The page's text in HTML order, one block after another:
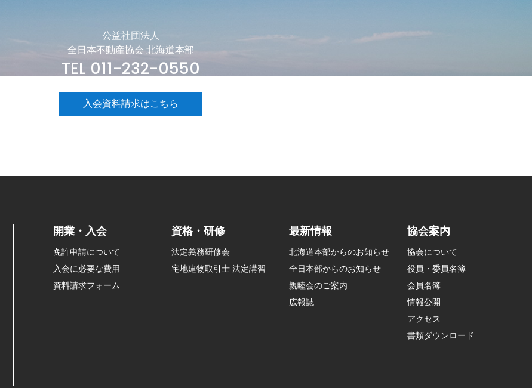
公益社団法人
全日本不動産協会 北海道本部
TEL 011-232-0550
入会資料請求はこちら
開業・入会
免許申請について
入会に必要な費用
資料請求フォーム
資格・研修
法定義務研修会
宅地建物取引士 法定講習
最新情報
北海道本部からのお知らせ
全日本部からのお知らせ
親睦会のご案内
広報誌
協会案内
協会について
役員・委員名簿
会員名簿
情報公開
アクセス
書類ダウンロード